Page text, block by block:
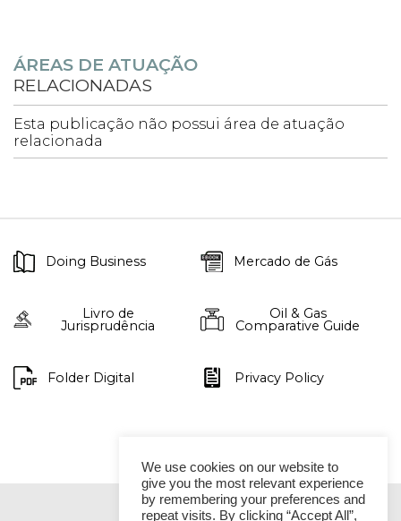
ÁREAS DE ATUAÇÃO
RELACIONADAS
Esta publicação não possui área de atuação
relacionada
Doing Business Mercado de Gás
Livro de
Jurisprudência
Oil & Gas
Comparative Guide
Folder Digital Privacy Policy
We use cookies on our website to
give you the most relevant experience
by remembering your preferences and
repeat visits. By clicking “Accept All”,